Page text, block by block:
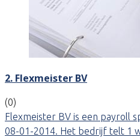
2. Flexmeister BV
(0)
Flexmeister BV is een payroll
08-01-2014. Het bedrijf telt 1